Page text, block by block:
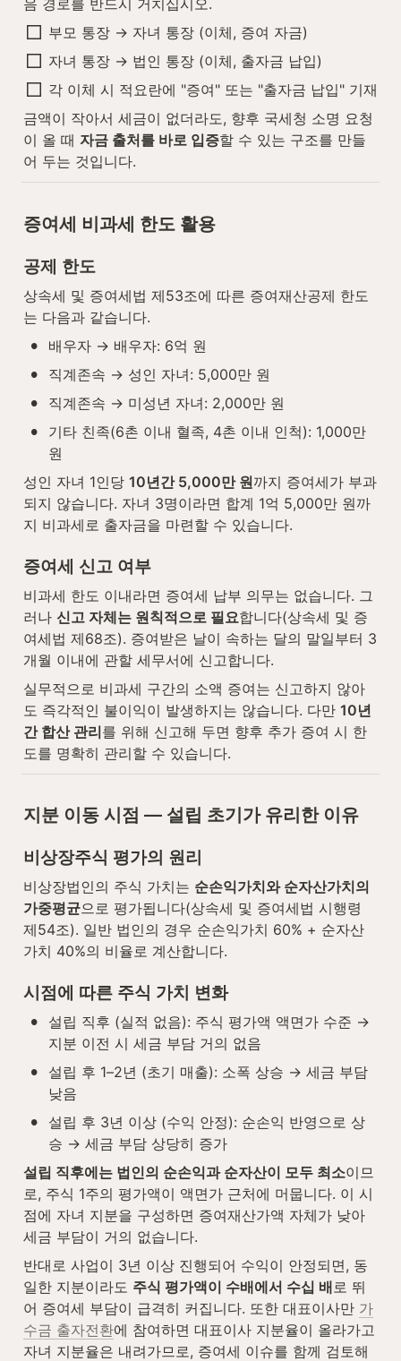
음 경로를 반드시 거치십시오.
부모 통장 → 자녀 통장 (이체, 증여 자금)
자녀 통장 → 법인 통장 (이체, 출자금 납입)
각 이체 시 적요란에 "증여" 또는 "출자금 납입" 기재
금액이 작아서 세금이 없더라도, 향후 국세청 소명 요청
이 올 때 자금 출처를 바로 입증할 수 있는 구조를 만들
어 두는 것입니다.
증여세 비과세 한도 활용
공제 한도
상속세 및 증여세법 제53조에 따른 증여재산공제 한도
는 다음과 같습니다.
• 배우자 → 배우자: 6억 원
• 직계존속 → 성인 자녀: 5,000만 원
• 직계존속 → 미성년 자녀: 2,000만 원
•
기타 친족(6촌 이내 혈족, 4촌 이내 인척): 1,000만
원
성인 자녀 1인당 10년간 5,000만 원까지 증여세가 부과
되지 않습니다. 자녀 3명이라면 합계 1억 5,000만 원까
지 비과세로 출자금을 마련할 수 있습니다.
증여세 신고 여부
비과세 한도 이내라면 증여세 납부 의무는 없습니다. 그
러나 신고 자체는 원칙적으로 필요합니다(상속세 및 증
여세법 제68조). 증여받은 날이 속하는 달의 말일부터 3
개월 이내에 관할 세무서에 신고합니다.
실무적으로 비과세 구간의 소액 증여는 신고하지 않아
도 즉각적인 불이익이 발생하지는 않습니다. 다만 10년
간 합산 관리를 위해 신고해 두면 향후 추가 증여 시 한
도를 명확히 관리할 수 있습니다.
지분 이동 시점 — 설립 초기가 유리한 이유
비상장주식 평가의 원리
비상장법인의 주식 가치는 순손익가치와 순자산가치의
가중평균으로 평가됩니다(상속세 및 증여세법 시행령
제54조). 일반 법인의 경우 순손익가치 60% + 순자산
가치 40%의 비율로 계산합니다.
시점에 따른 주식 가치 변화
•
설립 직후 (실적 없음): 주식 평가액 액면가 수준 →
지분 이전 시 세금 부담 거의 없음
•
설립 후 1–2년 (초기 매출): 소폭 상승 → 세금 부담
낮음
•
설립 후 3년 이상 (수익 안정): 순손익 반영으로 상
승 → 세금 부담 상당히 증가
설립 직후에는 법인의 순손익과 순자산이 모두 최소이므
로, 주식 1주의 평가액이 액면가 근처에 머뭅니다. 이 시
점에 자녀 지분을 구성하면 증여재산가액 자체가 낮아
세금 부담이 거의 없습니다.
반대로 사업이 3년 이상 진행되어 수익이 안정되면, 동
일한 지분이라도 주식 평가액이 수배에서 수십 배 로 뛰
어 증여세 부담이 급격히 커집니다. 또한 대표이사만 가
수금 출자전환에 참여하면 대표이사 지분율이 올라가고
자녀 지분율은 내려가므로, 증여세 이슈를 함께 검토해